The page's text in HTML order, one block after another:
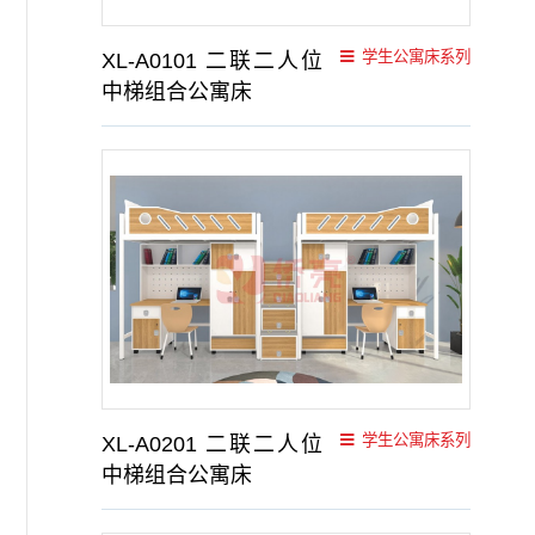
XL-A0101 二联二人位
中梯组合公寓床
学生公寓床系列
XL-A0201 二联二人位
中梯组合公寓床
学生公寓床系列